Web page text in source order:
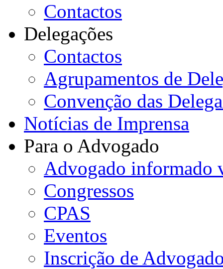
Contactos
Delegações
Contactos
Agrupamentos de
Convenção das
Notícias de Imprensa
Para o Advogado
Advogado informado
Congressos
CPAS
Eventos
Inscrição de